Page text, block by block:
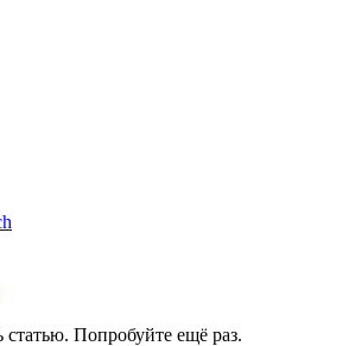
статью. Попробуйте ещё раз.